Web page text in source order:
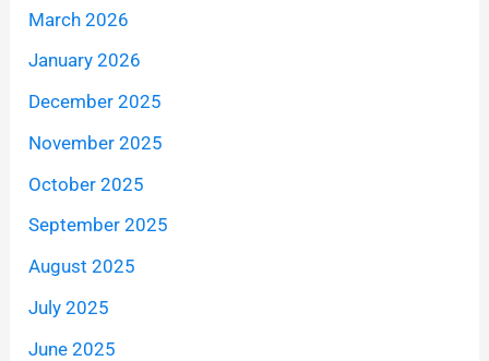
March 2026
January 2026
December 2025
November 2025
October 2025
September 2025
August 2025
July 2025
June 2025